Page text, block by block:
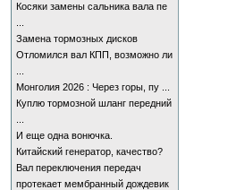
Косяки замены сальника вала пе
Замена тормозных дисков
Отломился вал КПП, возможно ли
Монголия 2026 : Через горы, пу ...
Куплю тормозной шланг передний
И еще одна вонючка.
Китайский генератор, качество?
Вал переключения передач
протекает мембранный дождевик